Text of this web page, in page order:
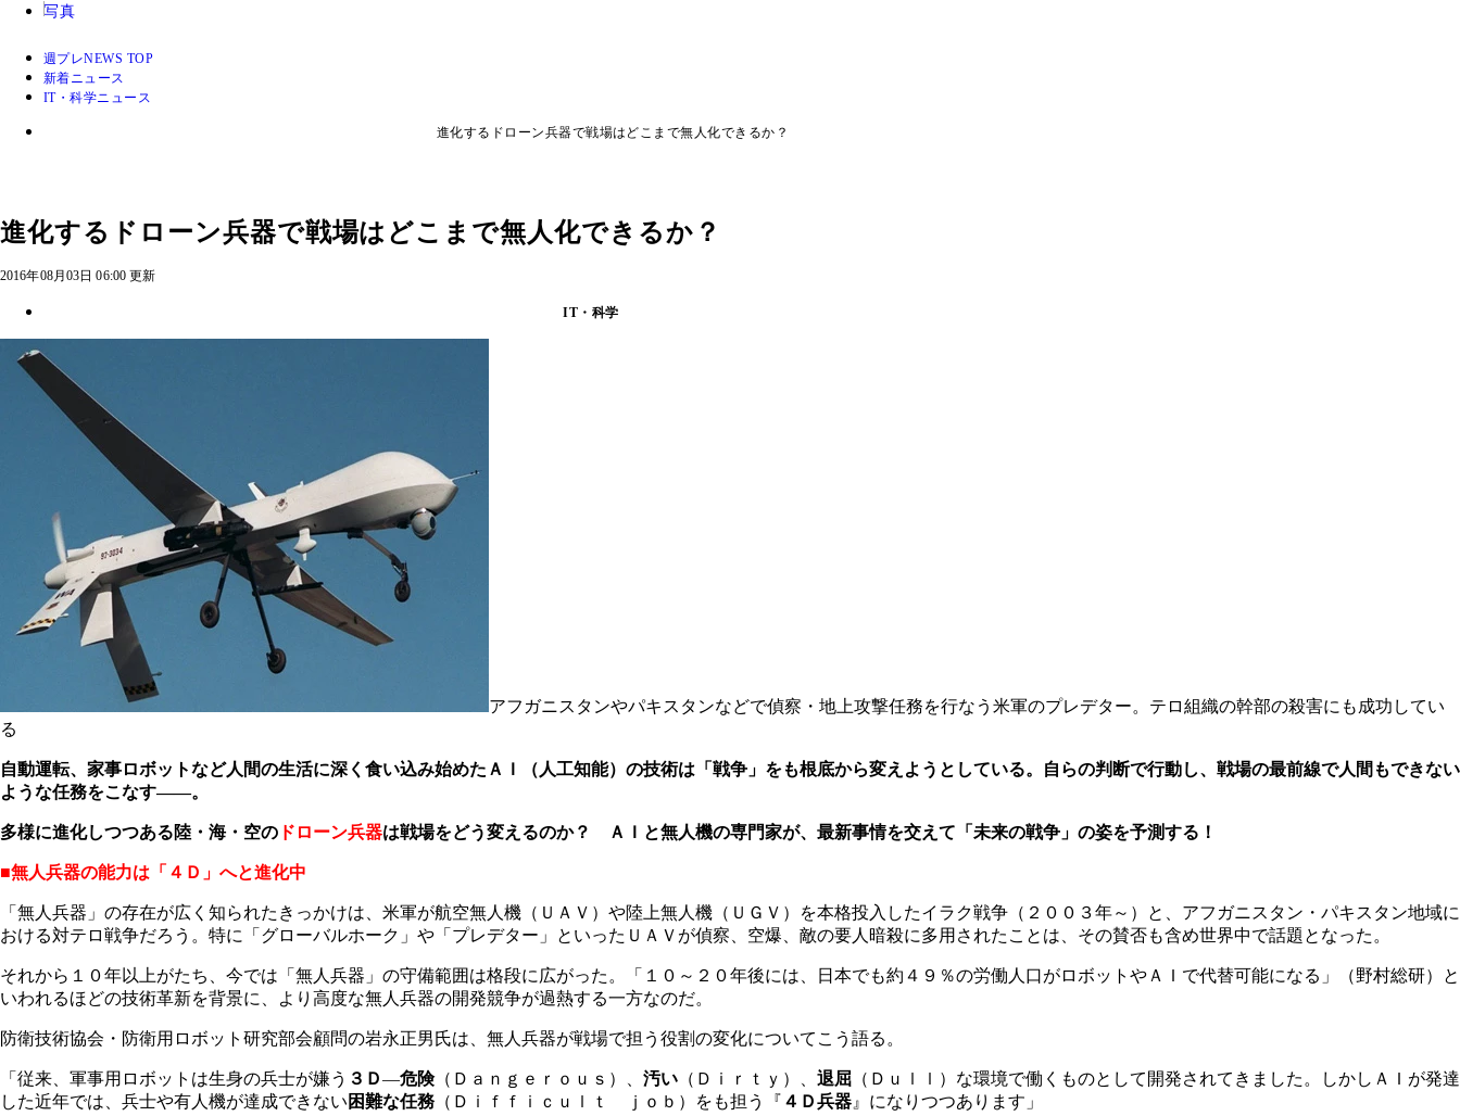
写真
週プレNEWS TOP
新着ニュース
IT・科学ニュース
進化するドローン兵器で戦場はどこまで無人化できるか？
進化するドローン兵器で戦場はどこまで無人化できるか？
2016年08月03日 06:00 更新
IT・科学
アフガニスタンやパキスタンなどで偵察・地上攻撃任務を行なう米軍のプレデター。テロ組織の幹部の殺害にも成功してい
る
自動運転、家事ロボットなど人間の生活に深く食い込み始めたＡＩ（人工知能）の技術は「戦争」をも根底から変えようとしている。自らの判断で行動し、戦場の最前線で人間もできない
ような任務をこなす――。
多様に進化しつつある陸・海・空の ドローン兵器は戦場をどう変えるのか？ ＡＩと無人機の専門家が、最新事情を交えて「未来の戦争」の姿を予測する！
■無人兵器の能力は「４Ｄ」へと進化中
「無人兵器」の存在が広く知られたきっかけは、米軍が航空無人機（ＵＡＶ）や陸上無人機（ＵＧＶ）を本格投入したイラク戦争（２００３年～）と、アフガニスタン・パキスタン地域に
おける対テロ戦争だろう。特に「グローバルホーク」や「プレデター」といったＵＡＶが偵察、空爆、敵の要人暗殺に多用されたことは、その賛否も含め世界中で話題となった。
それから１０年以上がたち、今では「無人兵器」の守備範囲は格段に広がった。「１０～２０年後には、日本でも約４９％の労働人口がロボットやＡＩで代替可能になる」（野村総研）と
いわれるほどの技術革新を背景に、より高度な無人兵器の開発競争が過熱する一方なのだ。
防衛技術協会・防衛用ロボット研究部会顧問の岩永正男氏は、無人兵器が戦場で担う役割の変化についてこう語る。
「従来、軍事用ロボットは生身の兵士が嫌う ３Ｄ―危険（Ｄａｎｇｅｒｏｕｓ）、 汚い （Ｄｉｒｔｙ）、 退屈 （Ｄｕｌｌ）な環境で働くものとして開発されてきました。しかしＡＩが発達
した近年では、兵士や有人機が達成できない 困難な任務 （Ｄｉｆｆｉｃｕｌｔ ｊｏｂ）をも担う『 ４Ｄ兵器 』になりつつあります」